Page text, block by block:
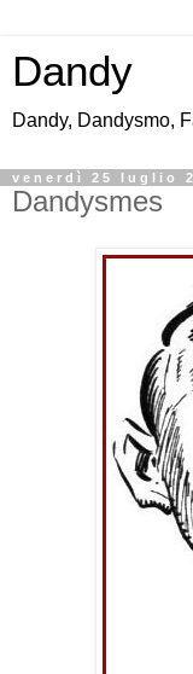
Dandy
Dandy, Dandysmo,
venerdì 25 luglio
Dandysmes